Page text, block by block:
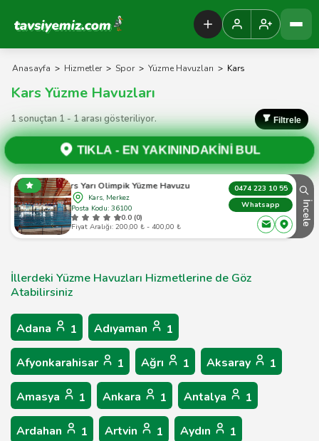
Tavsiyemiz Anasayfa
Anasayfa > Hizmetler > Spor > Yüzme Havuzları > Kars
Kars Yüzme Havuzları
1 sonuçtan 1 - 1 arası gösteriliyor. Filtrele
TIKLA -EN YAKININDAKİNİ BUL
Kars Yarı Olimpik Yüzme Havuzu Gsim
Kars, Merkez
Posta Kodu: 36100
0.0 (0)
Fiyat Aralığı: 200,00 ₺ - 400,00 ₺
0474 223 10 55
Whatsapp
İncele
İllerdeki Yüzme Havuzları Hizmetlerine de Göz
Atabilirsiniz
Adana 1 Adıyaman 1
Afyonkarahisar 1 Ağrı 1 Aksaray 1
Amasya 1 Ankara 1 Antalya 1
Ardahan 1 Artvin 1 Aydın 1